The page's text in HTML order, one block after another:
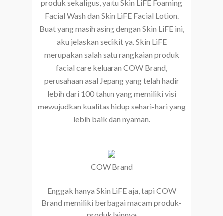
produk sekaligus, yaitu Skin LiFE Foaming
Facial Wash dan Skin LiFE Facial Lotion.
Buat yang masih asing dengan Skin LiFE ini,
aku jelaskan sedikit ya. Skin LiFE
merupakan salah satu rangkaian produk
facial care keluaran COW Brand,
perusahaan asal Jepang yang telah hadir
lebih dari 100 tahun yang memiliki visi
mewujudkan kualitas hidup sehari-hari yang
lebih baik dan nyaman.
COW Brand
Enggak hanya Skin LiFE aja, tapi COW
Brand memiliki berbagai macam produk-
produk lainnya